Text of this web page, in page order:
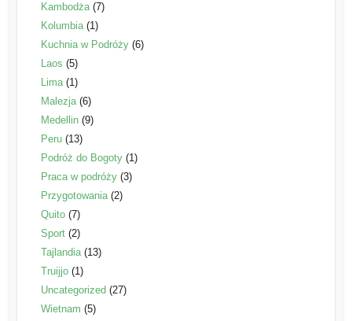
Kambodża(7)
Kolumbia(1)
Kuchnia w Podróży(6)
Laos (5)
Lima(1)
Malezja(6)
Medellin(9)
Peru(13)
Podróż do Bogoty(1)
Praca w podróży(3)
Przygotowania(2)
Quito(7)
Sport(2)
Tajlandia(13)
Truijjo(1)
Uncategorized (27)
Wietnam (5)